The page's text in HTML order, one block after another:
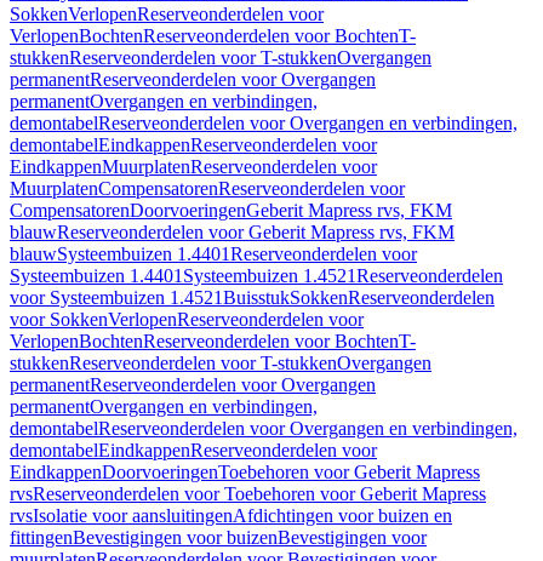
SokkenVerlopenReserveonderdelen voor
VerlopenBochtenReserveonderdelen voor BochtenT-
stukkenReserveonderdelen voor T-stukkenOvergangen
permanentReserveonderdelen voor Overgangen
permanentOvergangen en verbindingen,
demontabelReserveonderdelen voor Overgangen en verbindingen,
demontabelEindkappenReserveonderdelen voor
EindkappenMuurplatenReserveonderdelen voor
MuurplatenCompensatorenReserveonderdelen voor
CompensatorenDoorvoeringenGeberit Mapress rvs, FKM
blauwReserveonderdelen voor Geberit Mapress rvs, FKM
blauwSysteembuizen 1.4401Reserveonderdelen voor
Systeembuizen 1.4401 Systeembuizen 1.4521Reserveonderdelen
voor Systeembuizen 1.4521BuisstukSokkenReserveonderdelen
voor SokkenVerlopenReserveonderdelen voor
VerlopenBochtenReserveonderdelen voor BochtenT-
stukkenReserveonderdelen voor T-stukkenOvergangen
permanentReserveonderdelen voor Overgangen
permanentOvergangen en verbindingen,
demontabelReserveonderdelen voor Overgangen en verbindingen,
demontabelEindkappenReserveonderdelen voor
EindkappenDoorvoeringenToebehoren voor Geberit Mapress
rvsReserveonderdelen voor Toebehoren voor Geberit Mapress
rvsIsolatie voor aansluitingenAfdichtingen voor buizen en
fittingenBevestigingen voor buizenBevestigingen voor